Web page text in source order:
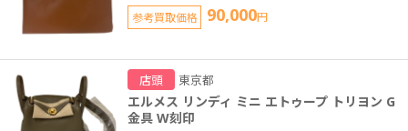
参考買取価格 90,000円
店頭 東京都
エルメス リンディ ミニ エトゥープ トリヨン G
金具 W刻印